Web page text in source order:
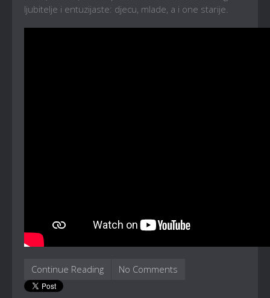
ljubitelje i entuzijaste: djecu, mlade, a i one starije.
Continue Reading No Comments